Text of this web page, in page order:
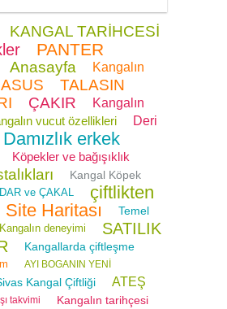
KANGAL TARİHCESİ
PANTER
Anasayfa
Kangalın
TALASIN
ÇAKIR
Kangalın
vucut özellikleri
Deri
Damızlık erkek
Köpekler ve bağışıklık
Kangal Köpek
ve ÇAKAL
çiftlikten
Site Haritası
Temel
Kangalın deneyimi
SATILIK
Kangallarda çiftleşme
AYI BOGANIN YENİ
Kangal Çiftliği ATEŞ
takvimi
Kangalın tarihçesi